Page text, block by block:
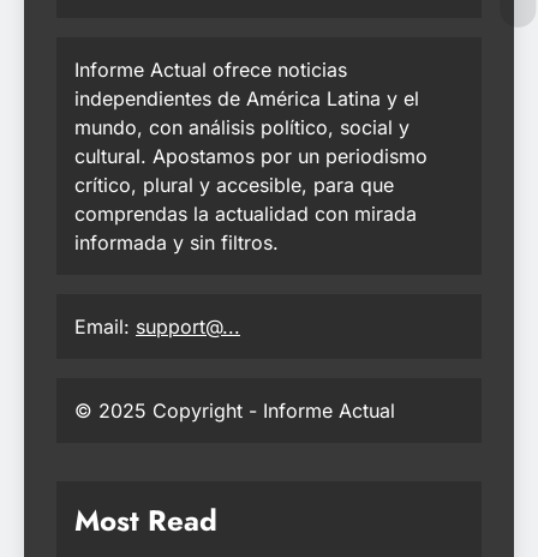
Informe Actual ofrece noticias
independientes de América Latina y el
mundo, con análisis político, social y
cultural. Apostamos por un periodismo
crítico, plural y accesible, para que
comprendas la actualidad con mirada
informada y sin filtros.
Email: support@...
© 2025 Copyright - Informe Actual
Most Read